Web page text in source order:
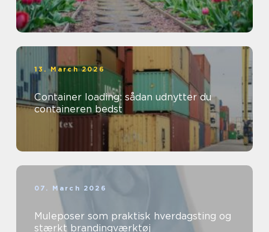
13. March 2026
Container loading: sådan udnytter du
containeren bedst
07. March 2026
Muleposer som praktisk hverdagsting og
stærkt brandingværktøj